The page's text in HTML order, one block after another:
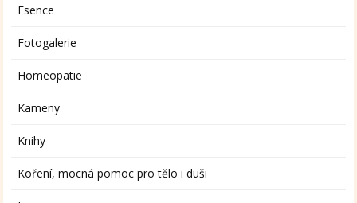
Esence
Fotogalerie
Homeopatie
Kameny
Knihy
Koření, mocná pomoc pro tělo i duši